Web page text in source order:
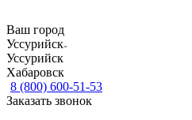
Ваш город
Уссурийск
Уссурийск
Хабаровск
8 (800) 600-51-53
Заказать звонок